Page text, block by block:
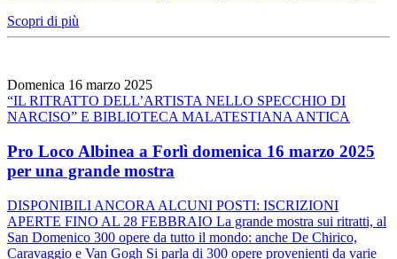
Scopri di più
Domenica 16 marzo 2025
“IL RITRATTO DELL’ARTISTA NELLO SPECCHIO DI
NARCISO” E BIBLIOTECA MALATESTIANA ANTICA
Pro Loco Albinea a Forlì domenica 16 marzo 2025
per una grande mostra
DISPONIBILI ANCORA ALCUNI POSTI: ISCRIZIONI
APERTE FINO AL 28 FEBBRAIO La grande mostra sui ritratti, al
San Domenico 300 opere da tutto il mondo: anche De Chirico,
Caravaggio e Van Gogh Si parla di 300 opere provenienti da varie